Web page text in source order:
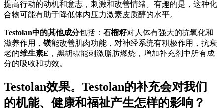
提高行动的动机和意志，刺激和改善情绪。有趣的是，这种化
合物可能有助于降低体内压力激素皮质醇的水平。
Testolan中的其他成分包括： 石榴籽对人体有强大的抗氧化和
滋养作用， 镁能改善肌肉功能，对神经系统有积极作用，抗衰
老的维生素E ，黑胡椒能刺激脂肪燃烧，增加补充剂中所有成
分的吸收和功效。
Testolan效果。Testolan的补充会对我们
的机能、健康和福祉产生怎样的影响？